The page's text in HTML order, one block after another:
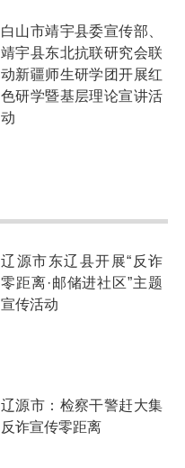
白山市靖宇县委宣传部、
靖宇县东北抗联研究会联
动新疆师生研学团开展红
色研学暨基层理论宣讲活
动
辽源市东辽县开展“反诈
零距离·邮储进社区”主题
宣传活动
辽源市：检察干警赶大集
反诈宣传零距离